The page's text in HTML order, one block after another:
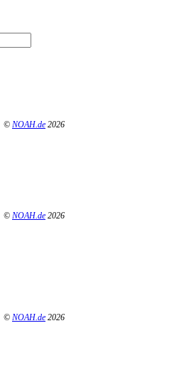
© NOAH.de 2026
© NOAH.de 2026
© NOAH.de 2026